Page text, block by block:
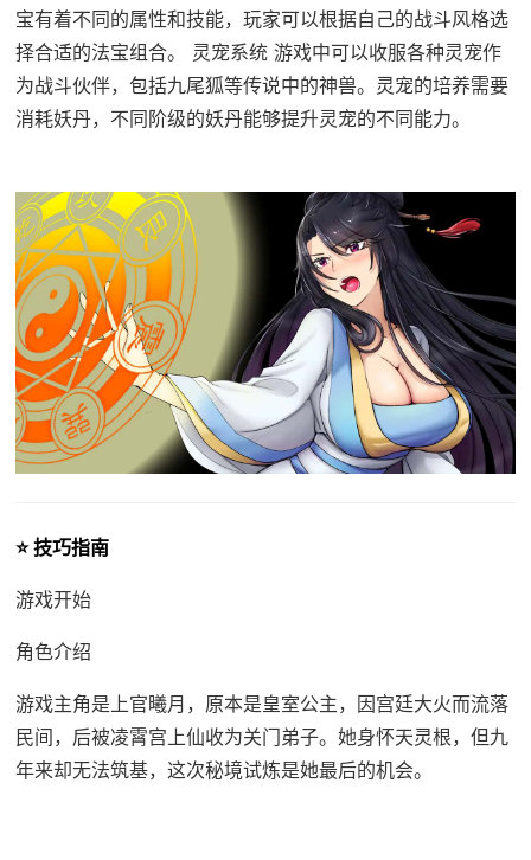
宝有着不同的属性和技能，玩家可以根据自己的战斗风格选
择合适的法宝组合。 灵宠系统 游戏中可以收服各种灵宠作
为战斗伙伴，包括九尾狐等传说中的神兽。灵宠的培养需要
消耗妖丹，不同阶级的妖丹能够提升灵宠的不同能力。
⭐ 技巧指南
游戏开始
角色介绍
游戏主角是上官曦月，原本是皇室公主，因宫廷大火而流落
民间，后被凌霄宫上仙收为关门弟子。她身怀天灵根，但九
年来却无法筑基，这次秘境试炼是她最后的机会。